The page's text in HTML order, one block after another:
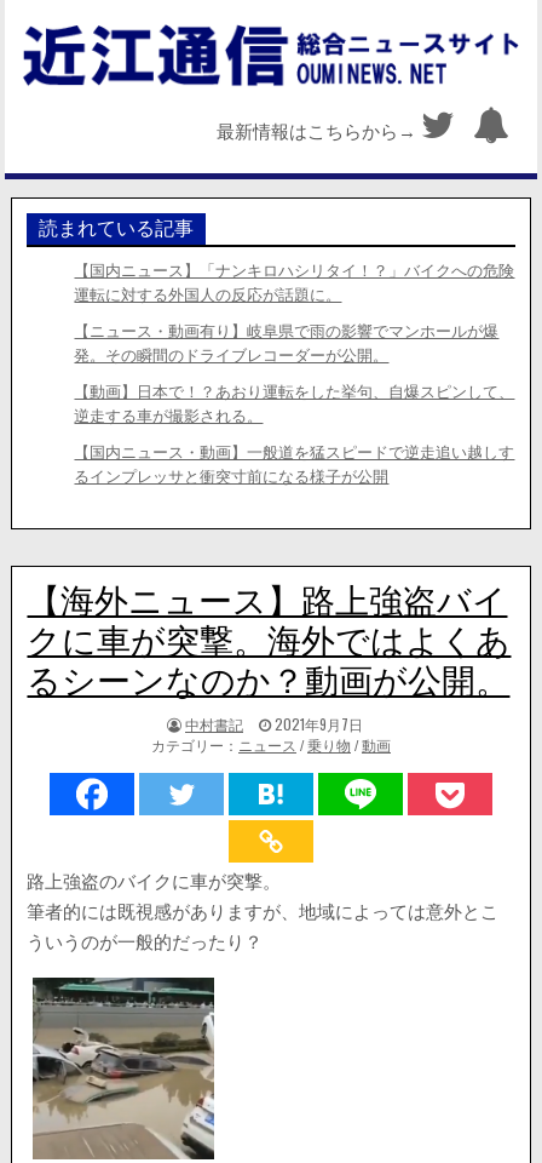
最新情報はこちらから→
読まれている記事
【国内ニュース】「ナンキロハシリタイ！？」バイクへの危険
運転に対する外国人の反応が話題に。
【ニュース・動画有り】岐阜県で雨の影響でマンホールが爆
発。その瞬間のドライブレコーダーが公開。
【動画】日本で！？あおり運転をした挙句、自爆スピンして、
逆走する車が撮影される。
【国内ニュース・動画】一般道を猛スピードで逆走追い越しす
るインプレッサと衝突寸前になる様子が公開
【海外ニュース】路上強盗バイ
クに車が突撃。海外ではよくあ
るシーンなのか？動画が公開。
著
者:
中村書記
掲
載
日：
2021年9月7日
カテゴリー： ニュース /乗り物 /動画
路上強盗のバイクに車が突撃。
筆者的には既視感がありますが、地域によっては意外とこ
ういうのが一般的だったり？